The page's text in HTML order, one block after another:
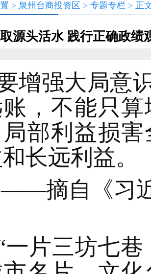
> 泉州台商投资区 > 专题专栏 > 正
源头活水 践行正确政
增强大局意
，不能只
局部利益损
长远利益。
——摘自《习
一片三坊七